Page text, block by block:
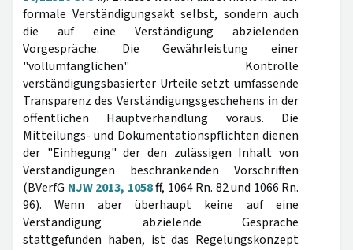
formale Verständigungsakt selbst, sondern auch
die auf eine Verständigung abzielenden
Vorgespräche. Die Gewährleistung einer
"vollumfänglichen" Kontrolle
verständigungsbasierter Urteile setzt umfassende
Transparenz des Verständigungsgeschehens in der
öffentlichen Hauptverhandlung voraus. Die
Mitteilungs- und Dokumentationspflichten dienen
der "Einhegung" der den zulässigen Inhalt von
Verständigungen beschränkenden Vorschriften
(BVerfG NJW 2013, 1058ff, 1064 Rn. 82 und 1066 Rn.
96). Wenn aber überhaupt keine auf eine
Verständigung abzielende Gespräche
stattgefunden haben, ist das Regelungskonzept